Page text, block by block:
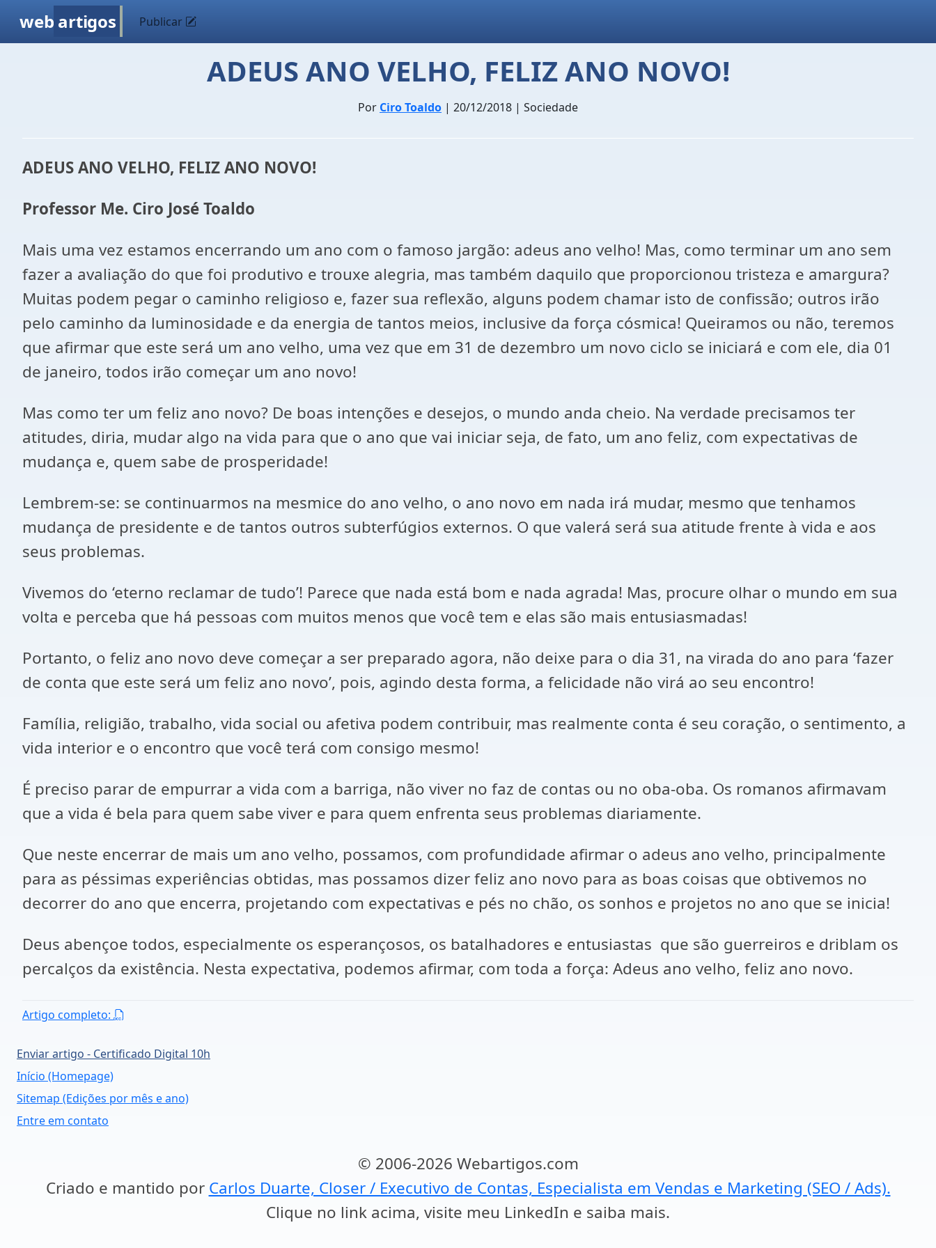
web artigos Publicar
ADEUS ANO VELHO, FELIZ ANO NOVO!
Por Ciro Toaldo | 20/12/2018 | Sociedade
ADEUS ANO VELHO, FELIZ ANO NOVO!
Professor Me. Ciro José Toaldo
Mais uma vez estamos encerrando um ano com o famoso jargão: adeus ano velho! Mas, como terminar um ano sem
fazer a avaliação do que foi produtivo e trouxe alegria, mas também daquilo que proporcionou tristeza e amargura?
Muitas podem pegar o caminho religioso e, fazer sua reflexão, alguns podem chamar isto de confissão; outros irão
pelo caminho da luminosidade e da energia de tantos meios, inclusive da força cósmica! Queiramos ou não, teremos
que afirmar que este será um ano velho, uma vez que em 31 de dezembro um novo ciclo se iniciará e com ele, dia 01
de janeiro, todos irão começar um ano novo!
Mas como ter um feliz ano novo? De boas intenções e desejos, o mundo anda cheio. Na verdade precisamos ter
atitudes, diria, mudar algo na vida para que o ano que vai iniciar seja, de fato, um ano feliz, com expectativas de
mudança e, quem sabe de prosperidade!
Lembrem-se: se continuarmos na mesmice do ano velho, o ano novo em nada irá mudar, mesmo que tenhamos
mudança de presidente e de tantos outros subterfúgios externos. O que valerá será sua atitude frente à vida e aos
seus problemas.
Vivemos do ‘eterno reclamar de tudo’! Parece que nada está bom e nada agrada! Mas, procure olhar o mundo em sua
volta e perceba que há pessoas com muitos menos que você tem e elas são mais entusiasmadas!
Portanto, o feliz ano novo deve começar a ser preparado agora, não deixe para o dia 31, na virada do ano para ‘fazer
de conta que este será um feliz ano novo’, pois, agindo desta forma, a felicidade não virá ao seu encontro!
Família, religião, trabalho, vida social ou afetiva podem contribuir, mas realmente conta é seu coração, o sentimento, a
vida interior e o encontro que você terá com consigo mesmo!
É preciso parar de empurrar a vida com a barriga, não viver no faz de contas ou no oba-oba. Os romanos afirmavam
que a vida é bela para quem sabe viver e para quem enfrenta seus problemas diariamente.
Que neste encerrar de mais um ano velho, possamos, com profundidade afirmar o adeus ano velho, principalmente
para as péssimas experiências obtidas, mas possamos dizer feliz ano novo para as boas coisas que obtivemos no
decorrer do ano que encerra, projetando com expectativas e pés no chão, os sonhos e projetos no ano que se inicia!
Deus abençoe todos, especialmente os esperançosos, os batalhadores e entusiastas que são guerreiros e driblam os
percalços da existência. Nesta expectativa, podemos afirmar, com toda a força: Adeus ano velho, feliz ano novo.
Artigo completo:
Enviar artigo - Certificado Digital 10h
Início (Homepage)
Sitemap (Edições por mês e ano)
Entre em contato
© 2006-2026 Webartigos.com
Criado e mantido por Carlos Duarte, Closer / Executivo de Contas, Especialista em Vendas e Marketing (SEO / Ads).
Clique no link acima, visite meu LinkedIn e saiba mais.